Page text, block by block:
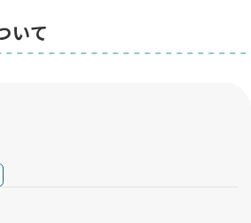
んへのリスペクトを強く感じました📖
言一言に温かみがあり、記事を通じて
ではなく、「人と犬の幸せな未来」を
れるサービスだと思います。命の行方
、ぜひ知っていただきたいサイトで
🙏
いて